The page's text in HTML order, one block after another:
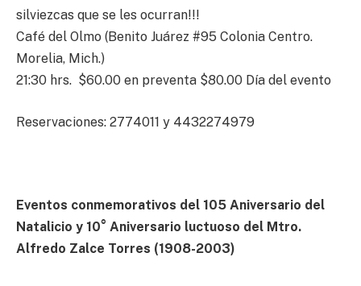
silviezcas que se les ocurran!!!
Café del Olmo (Benito Juárez #95 Colonia Centro.
Morelia, Mich.)
21:30 hrs. $60.00 en preventa $80.00 Día del evento
Reservaciones: 2774011 y 4432274979
Eventos conmemorativos del 105 Aniversario del
Natalicio y 10° Aniversario luctuoso del Mtro.
Alfredo Zalce Torres (1908-2003)